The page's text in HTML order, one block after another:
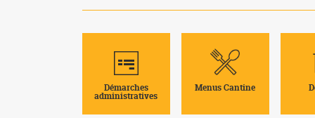
Démarches
administratives
Menus Cantine